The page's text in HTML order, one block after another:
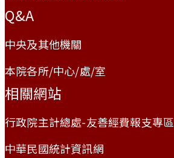
Q&A
中央及其他機關
本院各所/中心/處/室
相關網站
行政院主計總處-友善經費報支專區
中華民國統計資訊網